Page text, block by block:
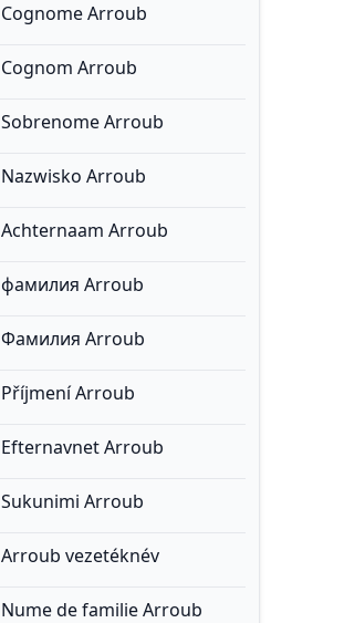
Cognome Arroub
Cognom Arroub
Sobrenome Arroub
Nazwisko Arroub
Achternaam Arroub
фамилия Arroub
Фамилия Arroub
Příjmení Arroub
Efternavnet Arroub
Sukunimi Arroub
Arroub vezetéknév
Nume de familie Arroub